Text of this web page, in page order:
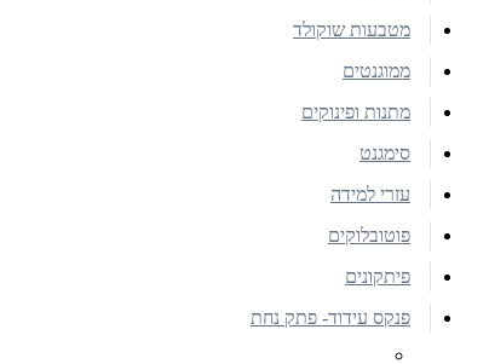
מטבעות שוקולד
ממוגנטים
מתנות ופינוקים
סימגנט
עזרי למידה
פוטובלוקים
פיתקונים
פנקס עידוד- פתק נחת